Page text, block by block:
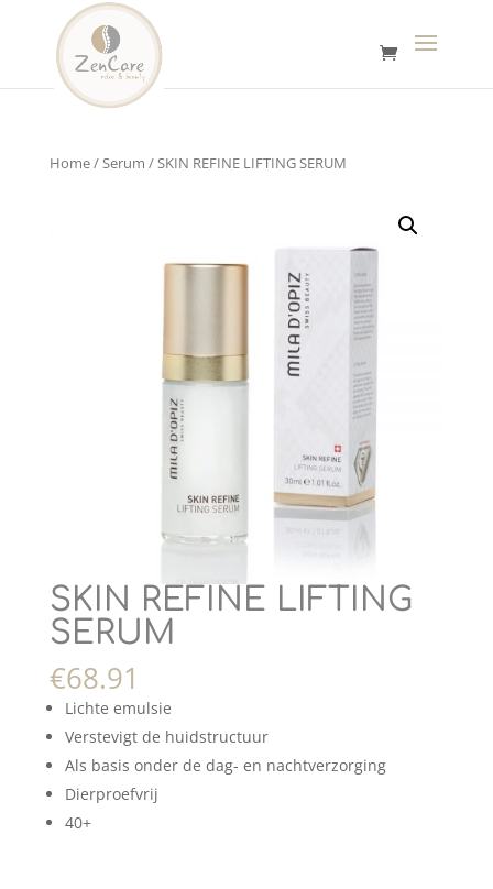
Home/Serum / SKIN REFINE LIFTING SERUM
SKIN REFINE LIFTING
SERUM
€68.91
Lichte emulsie
Verstevigt de huidstructuur
Als basis onder de dag- en nachtverzorging
Dierproefvrij
40+